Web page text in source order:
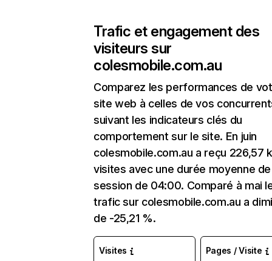
Trafic et engagement des
visiteurs sur
colesmobile.com.au
Comparez les performances de
site web à celles de vos
suivant les indicateurs clés du
comportement sur le site. En juin
colesmobile.com.au a reçu 226,57 k
visites avec une durée moyenne
session de 04:00. Comparé à mai
trafic sur colesmobile.com.au a
de -25,21 %.
Visites Pages / Visite